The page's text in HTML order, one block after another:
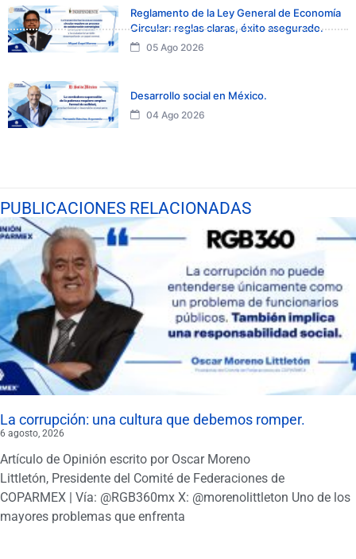
Reglamento de la Ley General de Economía
Circular: reglas claras, éxito asegurado.
05 Ago 2026
Desarrollo social en México.
04 Ago 2026
PUBLICACIONES RELACIONADAS
La corrupción: una cultura que debemos romper.
6 agosto, 2026
Artículo de Opinión escrito por Oscar Moreno
Littletón, Presidente del Comité de Federaciones de
COPARMEX | Vía: @RGB360mx X: @morenolittleton Uno de los
mayores problemas que enfrenta